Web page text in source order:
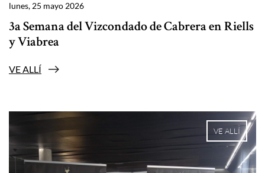
lunes, 25 mayo 2026
3a Semana del Vizcondado de Cabrera en Riells
y Viabrea
VE ALLÍ
VE ALLÍ